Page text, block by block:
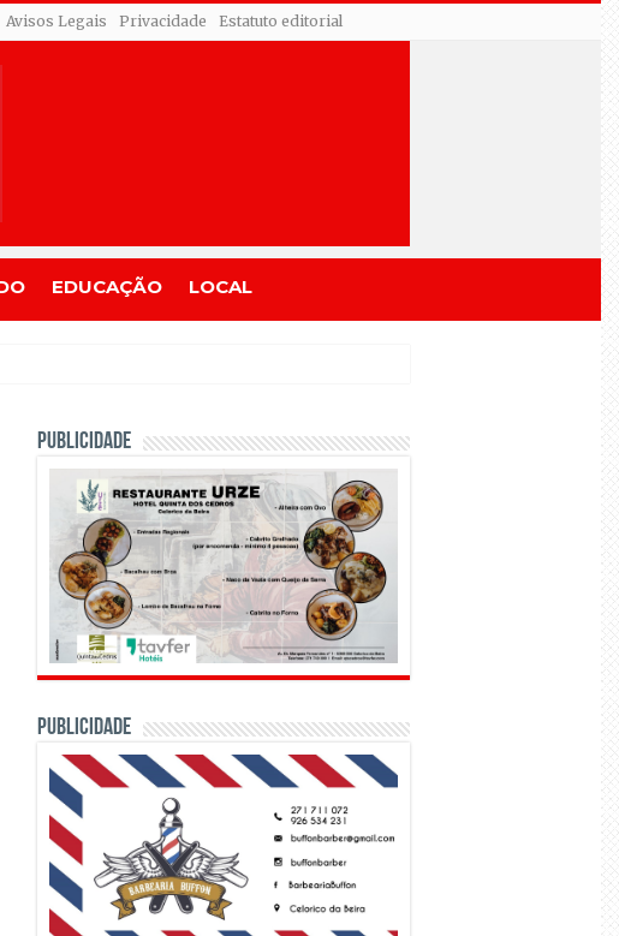
Avisos Legais Privacidade Estatuto editorial
EDUCAÇÃO LOCAL
PUBLICIDADE
PUBLICIDADE